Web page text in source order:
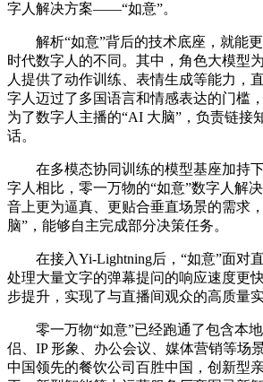
字人解决方案——“如意”。
解析“如意”背后的技术底座，就能更
时代数字人的不同。其中，角色大模型
人提供了动作训练、表情生成等能力，
字人迈过了多国语言和情感表达的门槛
为了数字人主播的“AI 大脑”，负责链接
话。
在多模态协同训练的模型基座加持下
字人相比，零一万物的“如意”数字人解
音上更为逼真、更贴合垂直场景的需求
脑”，能够自主完成部分决策任务。
在接入Yi-Lightning后，“如意”面对
处理大量文字的弹幕提问的响应速度更
步提升，实现了与直播间观众的高质量实
零一万物“如意”已经跑通了包含本
侣、IP 形象、办公会议、媒体营销等场
中国领先的餐饮公司百胜中国，创新型